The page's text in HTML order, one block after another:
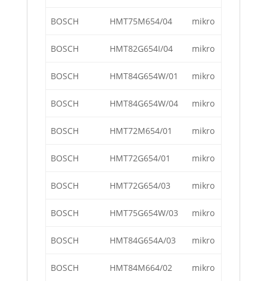
BOSCH HMT75M654/04 mikro
BOSCH HMT82G654I/04 mikro
BOSCH HMT84G654W/01 mikro
BOSCH HMT84G654W/04 mikro
BOSCH HMT72M654/01 mikro
BOSCH HMT72G654/01 mikro
BOSCH HMT72G654/03 mikro
BOSCH HMT75G654W/03 mikro
BOSCH HMT84G654A/03 mikro
BOSCH HMT84M664/02 mikro